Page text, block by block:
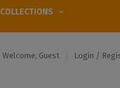
COLLECTIONS
Welcome, Guest Login /